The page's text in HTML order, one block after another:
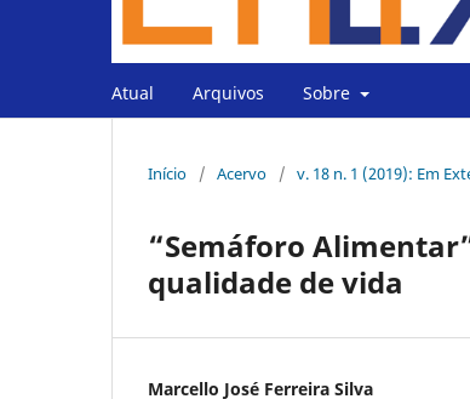
Atual Arquivos Sobre
Início / Acervo / v. 18 n. 1 (2019): Em
“Semáforo
qualidade de vida
Marcello José Ferreira Silva